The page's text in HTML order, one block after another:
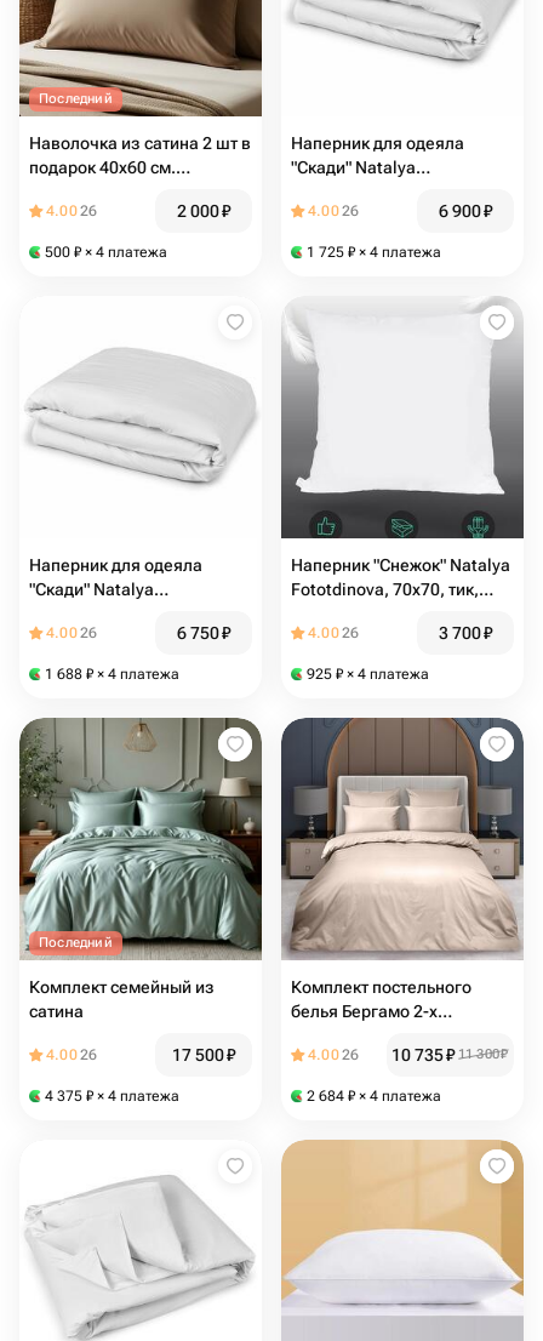
Последний
Наволочка из сатина 2 шт в
подарок 40х60 см.
4.0026 2 000₽
500 ₽ × 4 платежа
Наперник для одеяла
"Скади" Natalya
потайная молния
4.0026 6 900₽
1 725 ₽ × 4 платежа
Наперник для одеяла
"Скади" Natalya
потайная молния
4.0026 6 750₽
1 688 ₽ × 4 платежа
Наперник "Снежок" Natalya
Fototdinova, 70х70, тик,
4.0026 3 700₽
925 ₽ × 4 платежа
Последний
Комплект семейный из
сатина
4.0026 17 500₽
4 375 ₽ × 4 платежа
Комплект постельного
белья Бергамо 2-х
50х70-2шт
4.0026 10 735₽ 11 300₽
2 684 ₽ × 4 платежа